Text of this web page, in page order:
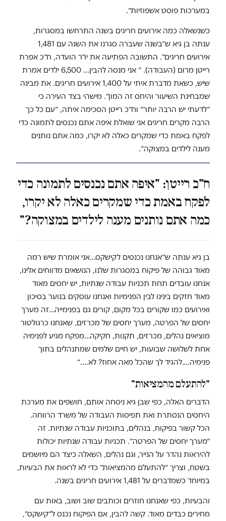
במערכות פוסט אשפוזיות״.
כשנשאלה כמה אירועים חריגים בשנה התרחשו במסגרות,
ענתה בן גיא ש״בשנה שעברה סגרנו את השנה עם 1,481
אירועים חריגים״. התשובה הפתיעה את יו״ר הועדה, ח״כ אפרת
רייטן מרום (העבודה). ״ אני מנסה להבין… 6,500 ילדים אמרת
שיש, כשאת מדברת איתי על 1,400 אירועים חריגים. את מבינה
שמבחינת השיעור והיחס זה המון״. מישהי בצד העירה כי
״לדעתי יש הרבה יותר״ וח״כ רייטן הסכימה איתה, ״עם כל כך
הרבה מקרים חריגים אני שואלת איפה אתם נכנסים לתמונה כדי
לפקח באמת כדי שמקרים כאלה לא יקרו, כמה אתם נותנים
מענה לילדים במצוקה״.
ח"כ רייטן: "איפה אתם נכנסים לתמונה כדי
לפקח באמת כדי שמקרים כאלה לא יקרו,
כמה אתם נותנים מענה לילדים במצוקה?"
בן גיא ענתה ש״אנחנו נכנסים לקישקס…אני אומרת שיש רמה
מאוד גבוהה של פיקוח במסגרות שלנו, הנושאים מדווחים אלינו,
אנחנו עובדים תחת תכניות עבודה שנתיות, יש יחסים מאוד
מאוד חזקים בינינו לבין הפנימיות ואנחנו עוסקים בנוער בסיכון
ואירועים כמו שקורים בכל מקום, קורים גם בפנימייה…זה מערך
יחסים של הפרטה, מערך יחסים של מכרזים, שאנחנו כרגולטור
מוציאים נהלים, מכרזים, תקנות, חקיקה…מפקח מגיע לפנימיה
אחת לשלושה שבועות, יש חיים שלמים שמתנהלים בתוך
פנימיה….להגיד לך שהכל מאה אחוז? לא….״
"להתעלם מהמציאות"
הדברים האלה, כפי שבן גיא ניסחה אותם, חושפים את מערכת
היחסים הנסתרת ואת תפיסות העבודה של משרד הרווחה.
הכל קשור בפיקוח, בנהלים, בתוכניות עבודה שנתיות. זה
״מערך יחסים של הפרטה״. תכניות עבודה שנתיות יכולות
להיראות נהדר על הנייר, וגם נהלים, השאלה כיצד הם מיושמים
בשטח, וצריך ״להתעלם מהמציאות״ כדי לא לראות את הבעיות,
במיוחד כשמדברים על 1,481 אירועים חריגים בשנה.
והבעיות, כפי שאנחנו חוזרים וכותבים שוב ושוב, באות עם
מחירים כבדים מאוד. קשה להבין, אם הפיקוח נכנס ל״קישקס״,